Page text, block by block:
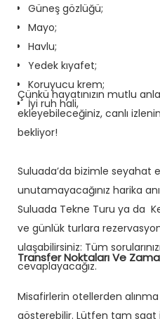
Güneş gözlüğü;
Mayo;
Havlu;
Yedek kıyafet;
Koruyucu krem;
İyi ruh hali,
Çünkü hayatınızın mutlu
ekleyebileceğiniz, canlı
bekliyor!
Suluada’da bizimle seyahat
unutamayacağınız harika
Suluada Tekne Turu ya da
ve günlük turlara
ulaşabilirsiniz: Tüm
cevaplayacağız.
Transfer Noktaları Ve
Misafirlerin otellerden
gösterebilir. Lütfen tam